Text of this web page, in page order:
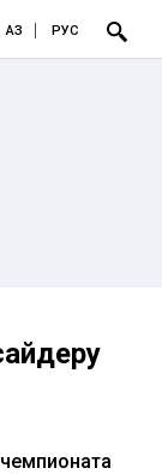
ҚАЗ РУС